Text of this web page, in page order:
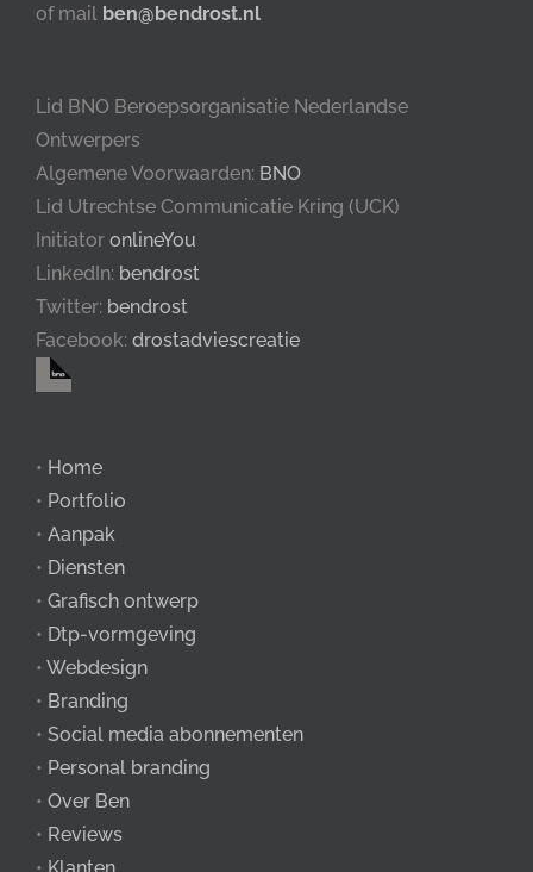
of mail ben@bendrost.nl
Lid BNO Beroepsorganisatie Nederlandse
Ontwerpers
Algemene Voorwaarden: BNO
Lid Utrechtse Communicatie Kring (UCK)
Initiator onlineYou
LinkedIn: bendrost
Twitter: bendrost
Facebook: drostadviescreatie
• Home
• Portfolio
• Aanpak
• Diensten
• Grafisch ontwerp
• Dtp-vormgeving
• Webdesign
• Branding
• Social media abonnementen
• Personal branding
• Over Ben
• Reviews